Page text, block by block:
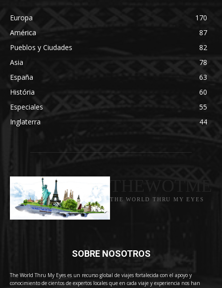
Europa
170
América
87
Pueblos y Ciudades
82
Asia
78
España
63
História
60
Especiales
55
Inglaterra
44
THE WORLD THRU MY EYES
SOBRE NOSOTROS
The World Thru My Eyes es un recurso global de viajes fortalecida con el apoyo y
conocimiento de cientos de expertos locales que en cada viaje y experiencia nos han